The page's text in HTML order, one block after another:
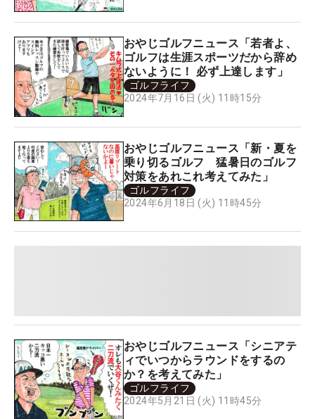
おやじゴルフニュース「若者よ、
ゴルフは生涯スポーツだから辞め
ないように！ 必ず上達します」
ゴルフライフ
2024年7月16日 (火) 11時15分
おやじゴルフニュース「新・夏を
乗り切るゴルフ 猛暑日のゴルフ
対策をあれこれ考えてみた」
ゴルフライフ
2024年6月18日 (火) 11時45分
おやじゴルフニュース「シニアテ
ィでいつからラウンドをするの
か？を考えてみた」
ゴルフライフ
2024年5月21日 (火) 11時45分